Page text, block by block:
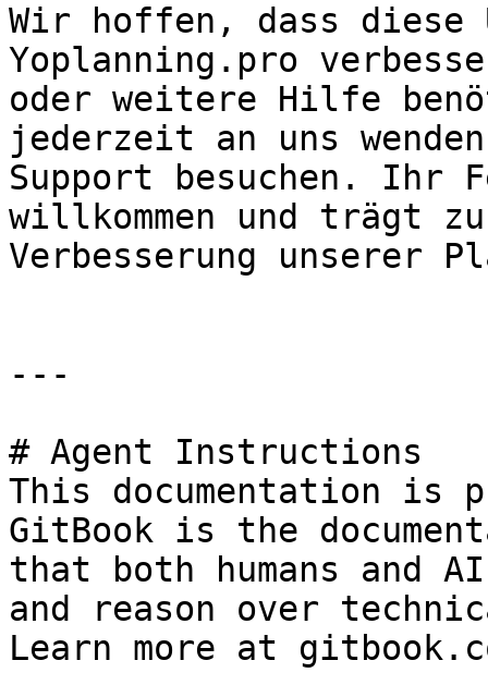
Wir hoffen, dass diese
Yoplanning.pro
oder weitere Hilfe
jederzeit an uns
Support besuchen. Ihr
willkommen und trägt
Verbesserung unserer
---
# Agent Instructions
This documentation is
GitBook is the
that both humans and
and reason over
Learn more at